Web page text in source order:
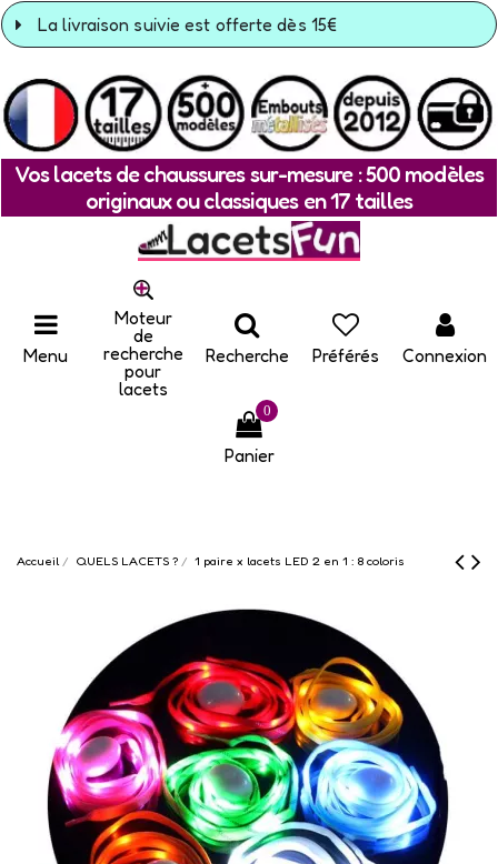
La livraison suivie est offerte dès 15€
Vos lacets de chaussures sur-mesure : 500 modèles
originaux ou classiques en 17 tailles
Menu
Moteur
de
recherche
pour
lacets
Recherche Préférés Connexion
0
Panier
Accueil QUELS LACETS ? 1 paire x lacets LED 2 en 1 : 8 coloris